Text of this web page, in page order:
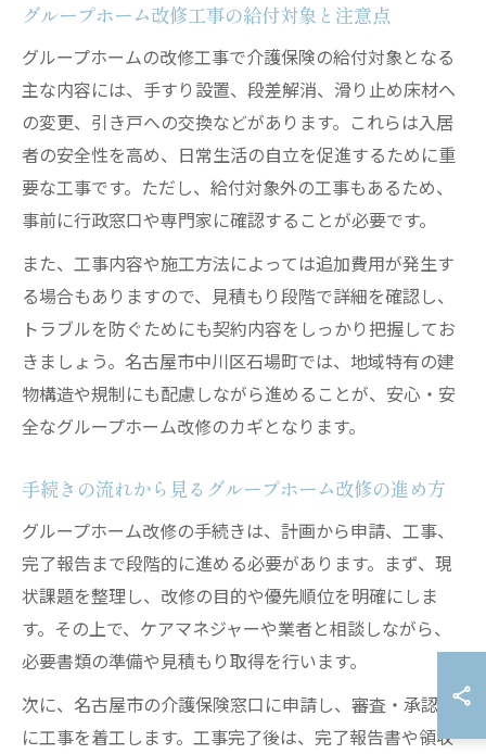
グループホーム改修工事の給付対象と注意点
グループホームの改修工事で介護保険の給付対象となる
主な内容には、手すり設置、段差解消、滑り止め床材へ
の変更、引き戸への交換などがあります。これらは入居
者の安全性を高め、日常生活の自立を促進するために重
要な工事です。ただし、給付対象外の工事もあるため、
事前に行政窓口や専門家に確認することが必要です。
また、工事内容や施工方法によっては追加費用が発生す
る場合もありますので、見積もり段階で詳細を確認し、
トラブルを防ぐためにも契約内容をしっかり把握してお
きましょう。名古屋市中川区石場町では、地域特有の建
物構造や規制にも配慮しながら進めることが、安心・安
全なグループホーム改修のカギとなります。
手続きの流れから見るグループホーム改修の進め方
グループホーム改修の手続きは、計画から申請、工事、
完了報告まで段階的に進める必要があります。まず、現
状課題を整理し、改修の目的や優先順位を明確にしま
す。その上で、ケアマネジャーや業者と相談しながら、
必要書類の準備や見積もり取得を行います。
次に、名古屋市の介護保険窓口に申請し、審査・承認後
に工事を着工します。工事完了後は、完了報告書や領収